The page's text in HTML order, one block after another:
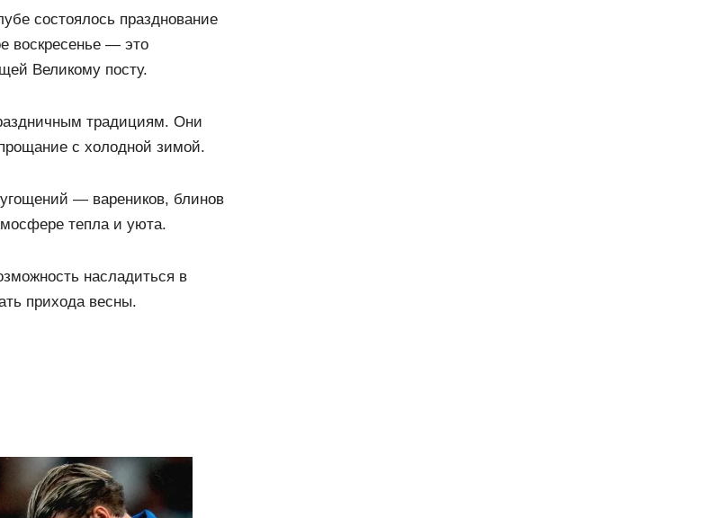
состоялось празднование
воскресенье — это
Великому посту.
традициям. Они
с холодной зимой.
— вареников, блинов
тепла и уюта.
насладиться в
прихода весны.